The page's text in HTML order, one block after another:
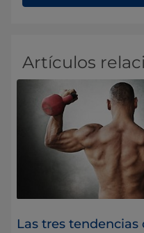
Artículos
Las tres tendencias